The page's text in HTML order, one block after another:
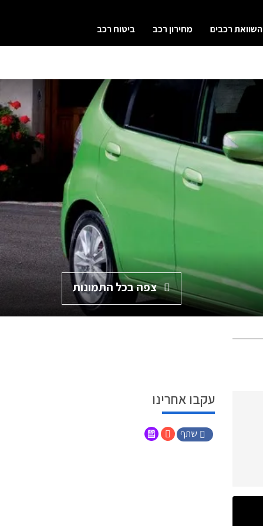
השוואת רכבים מחירון רכב ביטוח רכב
צפה בכל התמונות
עקבו אחרינו
שתף